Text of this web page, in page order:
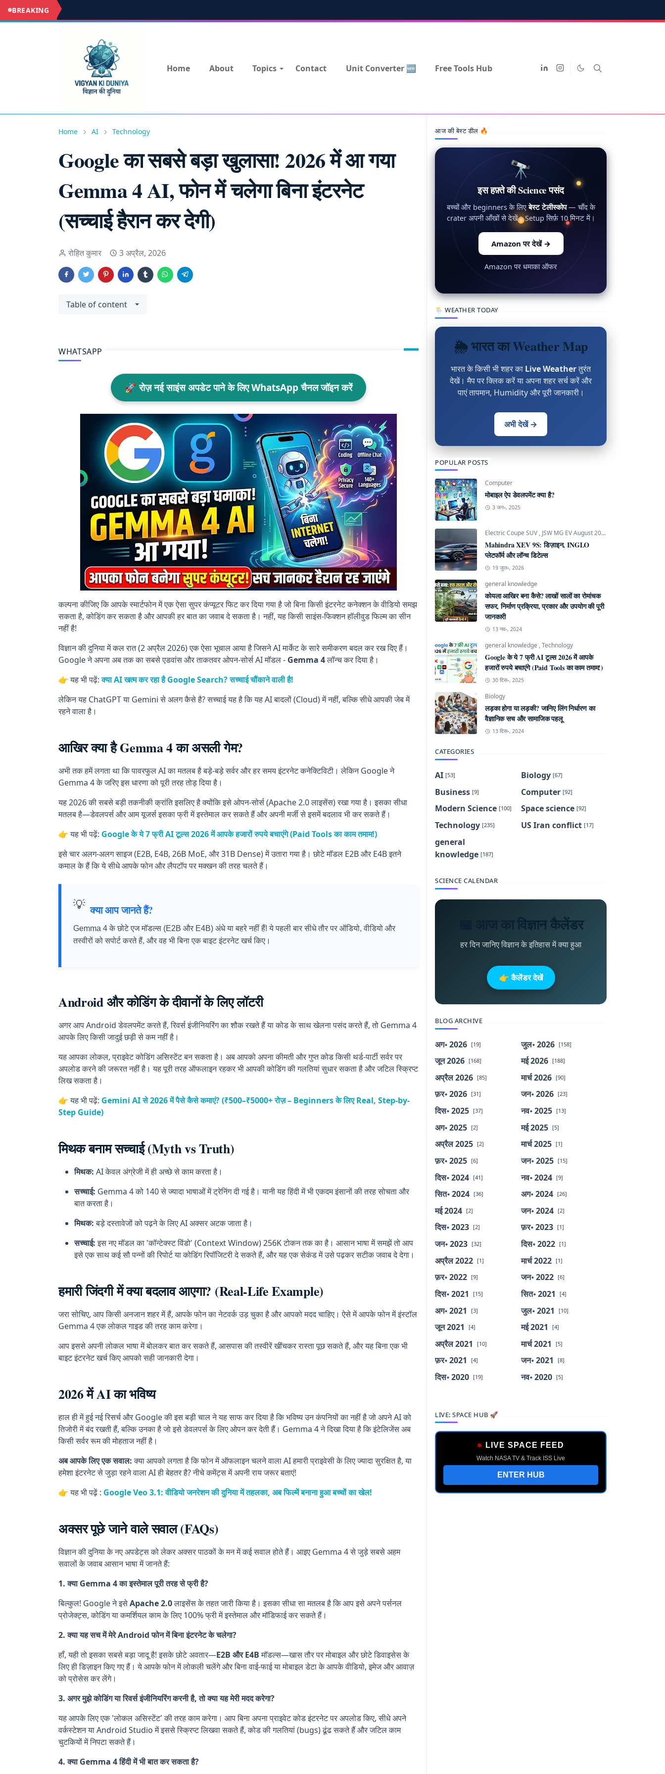
BREAKING
Home About Topics Contact Unit Converter 🆕 Free Tools Hub
Home AI Technology
Google का सबसे बड़ा खुलासा! 2026 में आ गया
Gemma 4 AI, फोन में चलेगा बिना इंटरनेट
(सच्चाई हैरान कर देगी)
रोहित कुमार 3 अप्रैल, 2026
Table of content
WHATSAPP
🚀 रोज़ नई साइंस अपडेट पाने के लिए WhatsApp चैनल जॉइन करें
कल्पना कीजिए कि आपके स्मार्टफोन में एक ऐसा सुपर कंप्यूटर फिट कर दिया गया है जो बिना किसी इंटरनेट कनेक्शन के वीडियो समझ
सकता है, कोडिंग कर सकता है और आपकी हर बात का जवाब दे सकता है। नहीं, यह किसी साइंस-फिक्शन हॉलीवुड फिल्म का सीन
नहीं है!
विज्ञान की दुनिया में कल रात (2 अप्रैल 2026) एक ऐसा भूचाल आया है जिसने AI मार्केट के सारे समीकरण बदल कर रख दिए हैं।
Google ने अपना अब तक का सबसे एडवांस और ताकतवर ओपन-सोर्स AI मॉडल - Gemma 4लॉन्च कर दिया है।
👉 यह भी पढ़ें:क्या AI खत्म कर रहा है Google Search? सच्चाई चौंकाने वाली है!
लेकिन यह ChatGPT या Gemini से अलग कैसे है? सच्चाई यह है कि यह AI बादलों (Cloud) में नहीं, बल्कि सीधे आपकी जेब में
रहने वाला है।
आखिर क्या है Gemma 4 का असली गेम?
अभी तक हमें लगता था कि पावरफुल AI का मतलब है बड़े-बड़े सर्वर और हर समय इंटरनेट कनेक्टिविटी। लेकिन Google ने
Gemma 4 के जरिए इस धारणा को पूरी तरह तोड़ दिया है।
यह 2026 की सबसे बड़ी तकनीकी क्रांति इसलिए है क्योंकि इसे ओपन-सोर्स (Apache 2.0 लाइसेंस) रखा गया है। इसका सीधा
मतलब है—डेवलपर्स और आम यूजर्स इसका फ्री में इस्तेमाल कर सकते हैं और अपनी मर्जी से इसमें बदलाव भी कर सकते हैं।
👉 यह भी पढ़ें: Google के ये 7 फ्री AI टूल्स 2026 में आपके हजारों रुपये बचाएंगे (Paid Tools का काम तमाम!)
इसे चार अलग-अलग साइज (E2B, E4B, 26B MoE, और 31B Dense) में उतारा गया है। छोटे मॉडल E2B और E4B इतने
कमाल के हैं कि ये सीधे आपके फोन और लैपटॉप पर मक्खन की तरह चलते हैं।
💡 क्या आप जानते हैं?
Gemma 4 के छोटे एज मॉडल्स (E2B और E4B) अंधे या बहरे नहीं हैं! ये पहली बार सीधे तौर पर ऑडियो, वीडियो और
तस्वीरों को सपोर्ट करते हैं, और वह भी बिना एक बाइट इंटरनेट खर्च किए।
Android और कोडिंग के दीवानों के लिए लॉटरी
अगर आप Android डेवलपमेंट करते हैं, रिवर्स इंजीनियरिंग का शौक रखते हैं या कोड के साथ खेलना पसंद करते हैं, तो Gemma 4
आपके लिए किसी जादुई छड़ी से कम नहीं है।
यह आपका लोकल, प्राइवेट कोडिंग असिस्टेंट बन सकता है। अब आपको अपना कीमती और गुप्त कोड किसी थर्ड-पार्टी सर्वर पर
अपलोड करने की जरूरत नहीं है। यह पूरी तरह ऑफलाइन रहकर भी आपकी कोडिंग की गलतियां सुधार सकता है और जटिल स्क्रिप्ट
लिख सकता है।
👉 यह भी पढ़ें: Gemini AI से 2026 में पैसे कैसे कमाएं? (₹500–₹5000+ रोज़ – Beginners के लिए Real, Step-by-
Step Guide)
मिथक बनाम सच्चाई (Myth vs Truth)
मिथक: AI केवल अंग्रेजी में ही अच्छे से काम करता है।
सच्चाई: Gemma 4 को 140 से ज्यादा भाषाओं में ट्रेनिंग दी गई है। यानी यह हिंदी में भी एकदम इंसानों की तरह सोचता और
बात करता है।
मिथक:बड़े दस्तावेजों को पढ़ने के लिए AI अक्सर अटक जाता है।
सच्चाई:इस नए मॉडल का 'कॉन्टेक्स्ट विंडो' (Context Window) 256K टोकन तक का है। आसान भाषा में समझें तो आप
इसे एक साथ कई सौ पन्नों की रिपोर्ट या कोडिंग रिपॉजिटरी दे सकते हैं, और यह एक सेकंड में उसे पढ़कर सटीक जवाब दे देगा।
हमारी जिंदगी में क्या बदलाव आएगा? (Real-Life Example)
जरा सोचिए, आप किसी अनजान शहर में हैं, आपके फोन का नेटवर्क उड़ चुका है और आपको मदद चाहिए। ऐसे में आपके फोन में इंस्टॉल
Gemma 4 एक लोकल गाइड की तरह काम करेगा।
आप इससे अपनी लोकल भाषा में बोलकर बात कर सकते हैं, आसपास की तस्वीरें खींचकर रास्ता पूछ सकते हैं, और यह बिना एक भी
बाइट इंटरनेट खर्च किए आपको सही जानकारी देगा।
2026 में AI का भविष्य
हाल ही में हुई नई रिसर्च और Google की इस बड़ी चाल ने यह साफ कर दिया है कि भविष्य उन कंपनियों का नहीं है जो अपने AI को
तिजोरी में बंद रखती हैं, बल्कि उनका है जो इसे डेवलपर्स के लिए ओपन कर देती हैं। Gemma 4 ने दिखा दिया है कि इंटेलिजेंस अब
किसी सर्वर रूम की मोहताज नहीं है।
अब आपके लिए एक सवाल:क्या आपको लगता है कि फोन में ऑफलाइन चलने वाला AI हमारी प्राइवेसी के लिए ज्यादा सुरक्षित है, या
हमेशा इंटरनेट से जुड़ा रहने वाला AI ही बेहतर है? नीचे कमेंट्स में अपनी राय जरूर बताएं!
👉 यह भी पढ़ें : Google Veo 3.1: वीडियो जनरेशन की दुनिया में तहलका, अब फिल्में बनाना हुआ बच्चों का खेल!
अक्सर पूछे जाने वाले सवाल (FAQs)
विज्ञान की दुनिया के नए अपडेट्स को लेकर अक्सर पाठकों के मन में कई सवाल होते हैं। आइए Gemma 4 से जुड़े सबसे अहम
सवालों के जवाब आसान भाषा में जानते हैं:
1. क्या Gemma 4 का इस्तेमाल पूरी तरह से फ्री है?
बिल्कुल! Google ने इसेApache 2.0लाइसेंस के तहत जारी किया है। इसका सीधा सा मतलब है कि आप इसे अपने पर्सनल
प्रोजेक्ट्स, कोडिंग या कमर्शियल काम के लिए 100% फ्री में इस्तेमाल और मॉडिफाई कर सकते हैं।
2. क्या यह सच में मेरे Android फोन में बिना इंटरनेट के चलेगा?
हाँ, यही तो इसका सबसे बड़ा जादू है! इसके छोटे अवतार—E2B और E4Bमॉडल्स—खास तौर पर मोबाइल और छोटे डिवाइसेस के
लिए ही डिज़ाइन किए गए हैं। ये आपके फोन में लोकली चलेंगे और बिना वाई-फाई या मोबाइल डेटा के आपके वीडियो, इमेज और आवाज़
को प्रोसेस कर लेंगे।
3. अगर मुझे कोडिंग या रिवर्स इंजीनियरिंग करनी है, तो क्या यह मेरी मदद करेगा?
यह आपके लिए एक 'लोकल असिस्टेंट' की तरह काम करेगा। आप बिना अपना प्राइवेट कोड इंटरनेट पर अपलोड किए, सीधे अपने
वर्कस्टेशन या Android Studio में इससे स्क्रिप्ट लिखवा सकते हैं, कोड की गलतियां (bugs) ढूंढ सकते हैं और जटिल काम
चुटकियों में निपटा सकते हैं।
4. क्या Gemma 4 हिंदी में भी बात कर सकता है?
आज की बेस्ट डील 🔥
🔭
इस हफ़्ते की Science पसंद
बच्चों और beginners के लिएबेस्ट टेलीस्कोप— चाँद के
crater अपनी आँखों से देखें। Setup सिर्फ़ 10 मिनट में।
Amazon पर देखें →
Amazon पर धमाका ऑफर
🌦 WEATHER TODAY
🌦 भारत का Weather Map
भारत के किसी भी शहर का Live Weatherतुरंत
देखें। मैप पर क्लिक करें या अपना शहर सर्च करें और
पाएं तापमान, Humidity और पूरी जानकारी।
अभी देखें →
POPULAR POSTS
Computer
मोबाइल ऐप डेवलपमेंट क्या है?
3 जन॰, 2025
Electric Coupe SUV , JSW MG EV August 2026
Mahindra XEV 9S: डिज़ाइन, INGLO
प्लेटफॉर्म और लॉन्च डिटेल्स
19 जुल॰, 2026
general knowledge
कोयला आखिर बना कैसे? लाखों सालों का रोमांचक
सफर, निर्माण प्रक्रिया, प्रकार और उपयोग की पूरी
जानकारी
13 नव॰, 2024
general knowledge ,Technology
Google के ये 7 फ्री AI टूल्स 2026 में आपके
हजारों रुपये बचाएंगे (Paid Tools का काम तमाम!)
30 दिस॰, 2025
Biology
लड़का होगा या लड़की? जानिए लिंग निर्धारण का
वैज्ञानिक सच और सामाजिक पहलू
13 दिस॰, 2024
CATEGORIES
AI [53] Biology [67]
Business [9] Computer [92]
Modern Science [100] Space science [92]
Technology [235] US Iran conflict [17]
general
knowledge [187]
SCIENCE CALENDAR
📅 आज का विज्ञान कैलेंडर
हर दिन जानिए विज्ञान के इतिहास में क्या हुआ
👉 कैलेंडर देखें
BLOG ARCHIVE
अग॰ 2026 [19] जुल॰ 2026 [158]
जून 2026 [168] मई 2026 [188]
अप्रैल 2026 [85] मार्च 2026 [90]
फ़र॰ 2026 [31] जन॰ 2026 [23]
दिस॰ 2025 [37] नव॰ 2025 [13]
अग॰ 2025 [2] मई 2025 [5]
अप्रैल 2025 [2] मार्च 2025 [1]
फ़र॰ 2025 [6] जन॰ 2025 [15]
दिस॰ 2024 [41] नव॰ 2024 [9]
सित॰ 2024 [36] अग॰ 2024 [26]
मई 2024 [2] जन॰ 2024 [2]
दिस॰ 2023 [2] फ़र॰ 2023 [1]
जन॰ 2023 [32] दिस॰ 2022 [1]
अप्रैल 2022 [1] मार्च 2022 [1]
फ़र॰ 2022 [9] जन॰ 2022 [6]
दिस॰ 2021 [15] सित॰ 2021 [4]
अग॰ 2021 [3] जुल॰ 2021 [10]
जून 2021 [4] मई 2021 [4]
अप्रैल 2021 [10] मार्च 2021 [5]
फ़र॰ 2021 [4] जन॰ 2021 [8]
दिस॰ 2020 [19] नव॰ 2020 [5]
LIVE: SPACE HUB 🚀
LIVE SPACE FEED
Watch NASA TV & Track ISS Live
ENTER HUB